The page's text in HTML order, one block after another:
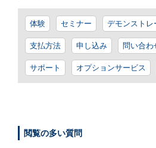
体験 セミナー デモンストレ
支払方法 申し込み 問い合わ
サポート オプションサービス
閲覧の多い質問